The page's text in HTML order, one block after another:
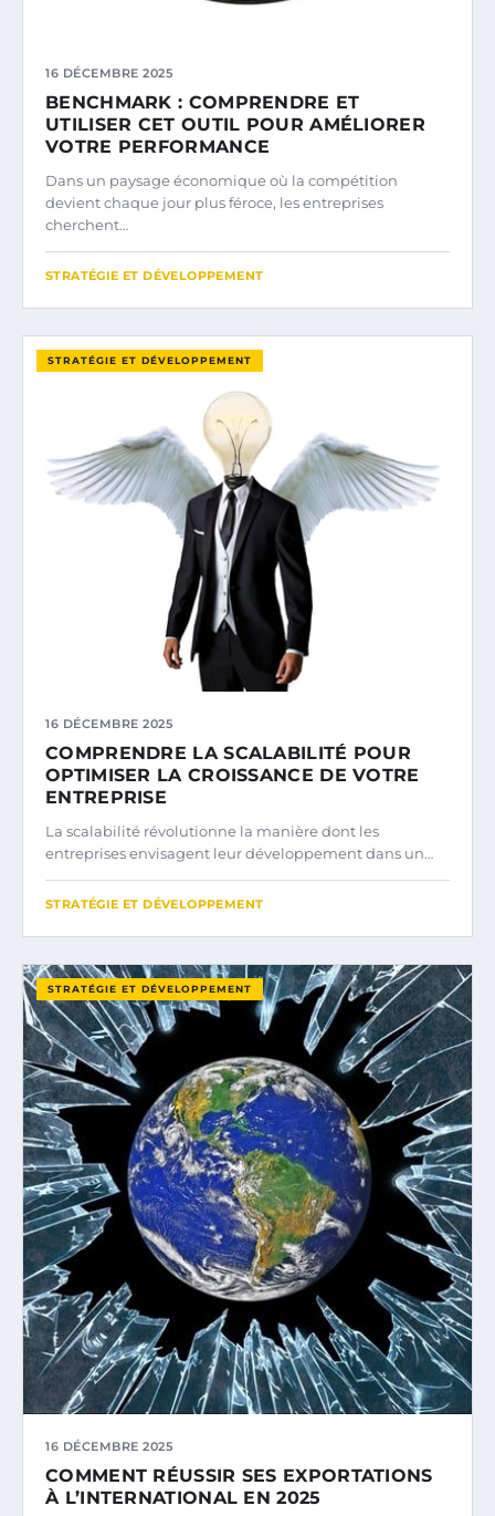
16 DÉCEMBRE 2025
BENCHMARK : COMPRENDRE ET
UTILISER CET OUTIL POUR AMÉLIORER
VOTRE PERFORMANCE
Dans un paysage économique où la compétition
devient chaque jour plus féroce, les entreprises
cherchent…
STRATÉGIE ET DÉVELOPPEMENT
STRATÉGIE ET DÉVELOPPEMENT
16 DÉCEMBRE 2025
COMPRENDRE LA SCALABILITÉ POUR
OPTIMISER LA CROISSANCE DE VOTRE
ENTREPRISE
La scalabilité révolutionne la manière dont les
entreprises envisagent leur développement dans un…
STRATÉGIE ET DÉVELOPPEMENT
STRATÉGIE ET DÉVELOPPEMENT
16 DÉCEMBRE 2025
COMMENT RÉUSSIR SES EXPORTATIONS
À L’INTERNATIONAL EN 2025